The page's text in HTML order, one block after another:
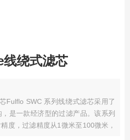
绕式滤芯
Fulflo SWC 系列线绕式滤芯采用了
是一款经济型的过滤产品。该系列
度，过滤精度从1微米至100微米，